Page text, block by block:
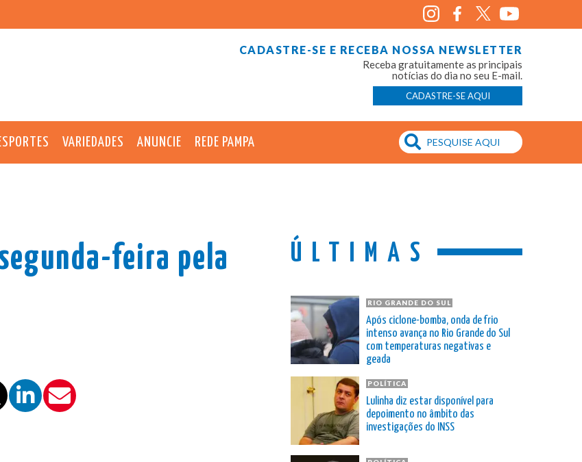
CADASTRE-SE E RECEBA NOSSA NEWSLETTER
Receba gratuitamente as principais
notícias do dia no seu E-mail.
CADASTRE-SE AQUI
VARIEDADES ANUNCIE REDE PAMPA
feira pela
ÚLTIMAS
RIO GRANDE DO SUL
Após ciclone-bomba, onda de frio
intenso avança no Rio Grande do Sul
com temperaturas negativas e
geada
POLÍTICA
Lulinha diz estar disponível para
depoimento no âmbito das
investigações do INSS